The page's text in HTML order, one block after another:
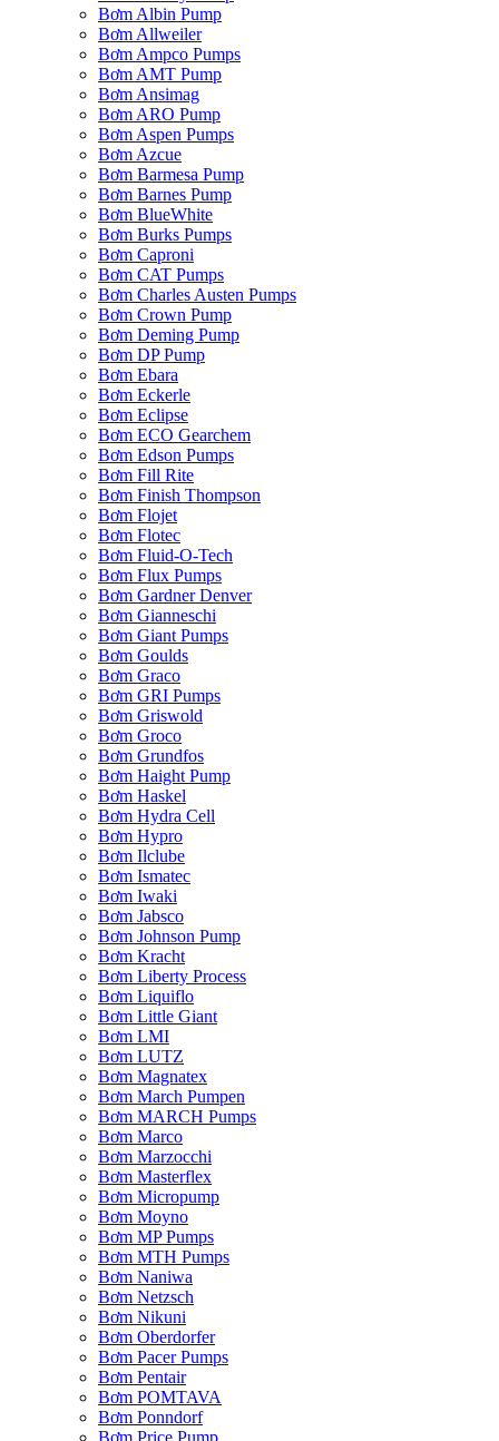
Bơm Albin Pump
Bơm Allweiler
Bơm Ampco Pumps
Bơm AMT Pump
Bơm Ansimag
Bơm ARO Pump
Bơm Aspen Pumps
Bơm Azcue
Bơm Barmesa Pump
Bơm Barnes Pump
Bơm BlueWhite
Bơm Burks Pumps
Bơm Caproni
Bơm CAT Pumps
Bơm Charles Austen Pumps
Bơm Crown Pump
Bơm Deming Pump
Bơm DP Pump
Bơm Ebara
Bơm Eckerle
Bơm Eclipse
Bơm ECO Gearchem
Bơm Edson Pumps
Bơm Fill Rite
Bơm Finish Thompson
Bơm Flojet
Bơm Flotec
Bơm Fluid-O-Tech
Bơm Flux Pumps
Bơm Gardner Denver
Bơm Gianneschi
Bơm Giant Pumps
Bơm Goulds
Bơm Graco
Bơm GRI Pumps
Bơm Griswold
Bơm Groco
Bơm Grundfos
Bơm Haight Pump
Bơm Haskel
Bơm Hydra Cell
Bơm Hypro
Bơm Ilclube
Bơm Ismatec
Bơm Iwaki
Bơm Jabsco
Bơm Johnson Pump
Bơm Kracht
Bơm Liberty Process
Bơm Liquiflo
Bơm Little Giant
Bơm LMI
Bơm LUTZ
Bơm Magnatex
Bơm March Pumpen
Bơm MARCH Pumps
Bơm Marco
Bơm Marzocchi
Bơm Masterflex
Bơm Micropump
Bơm Moyno
Bơm MP Pumps
Bơm MTH Pumps
Bơm Naniwa
Bơm Netzsch
Bơm Nikuni
Bơm Oberdorfer
Bơm Pacer Pumps
Bơm Pentair
Bơm POMTAVA
Bơm Ponndorf
Bơm Price Pump